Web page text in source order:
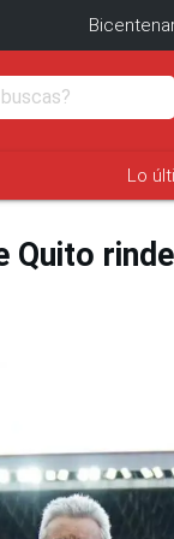
Lo
Quito